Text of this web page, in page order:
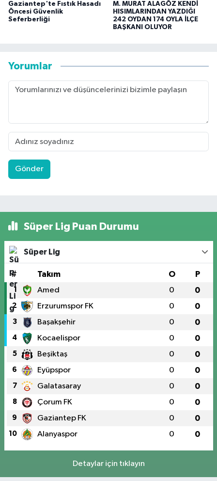
Gaziantep'te Fıstık Hasadı
Öncesi Güvenlik
Seferberliği
M. MURAT ALAGÖZ KENDİ
HISIMLARINDAN YAZDIĞI
242 OYDAN 174 OYLA İLÇE
BAŞKANI OLUYOR
Yorumlar
Gönder
Süper Lig Puan Durumu
Süper Lig
# Takım O P
1 Amed 0 0
2 Erzurumspor FK 0 0
3 Başakşehir 0 0
4 Kocaelispor 0 0
5 Beşiktaş 0 0
6 Eyüpspor 0 0
7 Galatasaray 0 0
8 Çorum FK 0 0
9 Gaziantep FK 0 0
10 Alanyaspor 0 0
Detaylar için tıklayın